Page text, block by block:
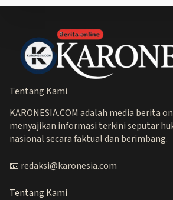
Tentang Kami
KARONESIA.COM adalah media berita
menyajikan informasi terkini seputar
nasional secara faktual dan berimbang.
📧 redaksi@karonesia.com
Tentang Kami